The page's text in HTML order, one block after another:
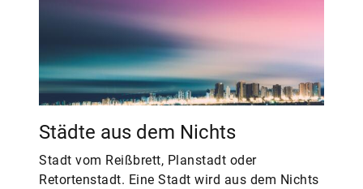
Städte aus dem Nichts
Stadt vom Reißbrett, Planstadt oder
Retortenstadt. Eine Stadt wird aus dem Nichts